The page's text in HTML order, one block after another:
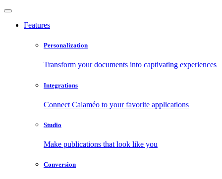
Features
Personalization
Transform your documents into captivating experiences
Integrations
Connect Calaméo to your favorite applications
Studio
Make publications that look like you
Conversion